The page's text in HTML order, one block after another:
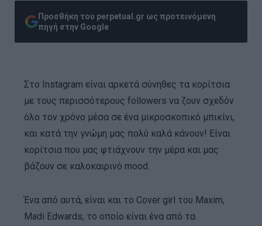
Προσθήκη του perpetual.gr ως προτεινόμενη
πηγή στην Google
Στο Instagram είναι αρκετά σύνηθες τα κορίτσια
με τους περισσότερους followers να ζουν σχεδόν
όλο τον χρόνο μέσα σε ένα μικροσκοπικό μπικίνι,
και κατά την γνώμη μας πολύ καλά κάνουν! Είναι
κορίτσια που μας φτιάχνουν την μέρα και μας
βάζουν σε καλοκαιρινό mood.
Ένα από αυτά, είναι και το Cover girl του Maxim,
Madi Edwards, το οποίο είναι ένα από τα